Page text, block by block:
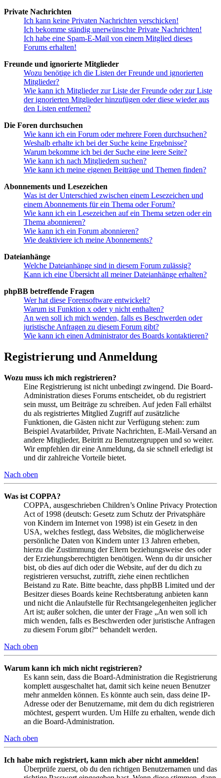
Private Nachrichten
Ich kann keine Privaten Nachrichten verschicken!
Ich bekomme ständig unerwünschte Private Nachrichten!
Ich habe eine Spam-E-Mail von einem Mitglied dieses
Forums erhalten!
Freunde und ignorierte Mitglieder
Wozu benötige ich die Listen der Freunde und ignorierten
Mitglieder?
Wie kann ich Mitglieder zur Liste der Freunde oder zur Liste
der ignorierten Mitglieder hinzufügen oder diese wieder aus
den Listen entfernen?
Die Foren durchsuchen
Wie kann ich ein Forum oder mehrere Foren durchsuchen?
Weshalb erhalte ich bei der Suche keine Ergebnisse?
Warum bekomme ich bei der Suche eine leere Seite?
Wie kann ich nach Mitgliedern suchen?
Wie kann ich meine eigenen Beiträge und Themen finden?
Abonnements und Lesezeichen
Was ist der Unterschied zwischen einem Lesezeichen und
einem Abonnements für ein Thema oder Forum?
Wie kann ich ein Lesezeichen auf ein Thema setzen oder ein
Thema abonnieren?
Wie kann ich ein Forum abonnieren?
Wie deaktiviere ich meine Abonnements?
Dateianhänge
Welche Dateianhänge sind in diesem Forum zulässig?
Kann ich eine Übersicht all meiner Dateianhänge erhalten?
phpBB betreffende Fragen
Wer hat diese Forensoftware entwickelt?
Warum ist Funktion x oder y nicht enthalten?
An wen soll ich mich wenden, falls es Beschwerden oder
juristische Anfragen zu diesem Forum gibt?
Wie kann ich einen Administrator des Boards kontaktieren?
Registrierung und Anmeldung
Wozu muss ich mich registrieren?
Eine Registrierung ist nicht unbedingt zwingend. Die Board-
Administration dieses Forums entscheidet, ob du registriert
sein musst, um Beiträge zu schreiben. Auf jeden Fall erhältst
du als registriertes Mitglied Zugriff auf zusätzliche
Funktionen, die Gästen nicht zur Verfügung stehen: zum
Beispiel Avatarbilder, Private Nachrichten, E-Mail-Versand an
andere Mitglieder, Beitritt zu Benutzergruppen und so weiter.
Wir empfehlen dir eine Anmeldung, da sie schnell erledigt ist
und dir zahlreiche Vorteile bietet.
Nach oben
Was ist COPPA?
COPPA, ausgeschrieben Children’s Online Privacy Protection
Act of 1998 (deutsch: Gesetz zum Schutz der Privatsphäre
von Kindern im Internet von 1998) ist ein Gesetz in den
USA, welches festlegt, dass Websites, die möglicherweise
persönliche Daten von Kindern unter 13 Jahren erheben,
hierzu die Zustimmung der Eltern beziehungsweise des oder
der Erziehungsberechtigten benötigen. Wenn du dir unsicher
bist, ob dies auf dich oder die Website, auf der du dich zu
registrieren versuchst, zutrifft, ziehe einen rechtlichen
Beistand zu Rate. Bitte beachte, dass phpBB Limited und der
Besitzer dieses Boards keine Rechtsberatung anbieten kann
und nicht die Anlaufstelle für Rechtsangelegenheiten jeglicher
Art ist; außer solchen, die unter der Frage „An wen soll ich
mich wenden, falls es Beschwerden oder juristische Anfragen
zu diesem Forum gibt?“ behandelt werden.
Nach oben
Warum kann ich mich nicht registrieren?
Es kann sein, dass die Board-Administration die Registrierung
komplett ausgeschaltet hat, damit sich keine neuen Benutzer
mehr anmelden können. Es könnte auch sein, dass deine IP-
Adresse oder der Benutzername, mit dem du dich registrieren
möchtest, gesperrt wurden. Um Hilfe zu erhalten, wende dich
an die Board-Administration.
Nach oben
Ich habe mich registriert, kann mich aber nicht anmelden!
Überprüfe zuerst, ob du den richtigen Benutzernamen und das